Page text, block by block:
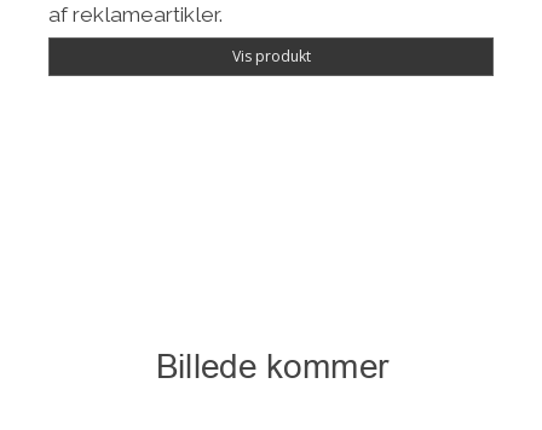
af reklameartikler.
Vis produkt